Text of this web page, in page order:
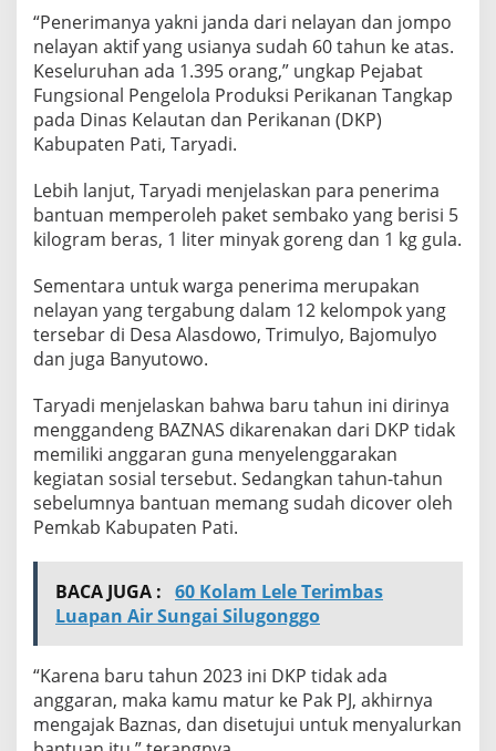
“Penerimanya yakni janda dari nelayan dan jompo
nelayan aktif yang usianya sudah 60 tahun ke atas.
Keseluruhan ada 1.395 orang,” ungkap Pejabat
Fungsional Pengelola Produksi Perikanan Tangkap
pada Dinas Kelautan dan Perikanan (DKP)
Kabupaten Pati, Taryadi.
Lebih lanjut, Taryadi menjelaskan para penerima
bantuan memperoleh paket sembako yang berisi 5
kilogram beras, 1 liter minyak goreng dan 1 kg gula.
Sementara untuk warga penerima merupakan
nelayan yang tergabung dalam 12 kelompok yang
tersebar di Desa Alasdowo, Trimulyo, Bajomulyo
dan juga Banyutowo.
Taryadi menjelaskan bahwa baru tahun ini dirinya
menggandeng BAZNAS dikarenakan dari DKP tidak
memiliki anggaran guna menyelenggarakan
kegiatan sosial tersebut. Sedangkan tahun-tahun
sebelumnya bantuan memang sudah dicover oleh
Pemkab Kabupaten Pati.
BACA JUGA : 60 Kolam Lele Terimbas
Luapan Air Sungai Silugonggo
“Karena baru tahun 2023 ini DKP tidak ada
anggaran, maka kamu matur ke Pak PJ, akhirnya
mengajak Baznas, dan disetujui untuk menyalurkan